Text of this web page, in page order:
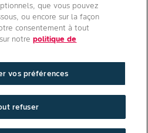
Politique de confidentialité site
applications mobiles
Mentions légales
2025
que vous pouvez
ou encore sur la façon
consentement à tout
notrepolitique de
vos préférences
refuser